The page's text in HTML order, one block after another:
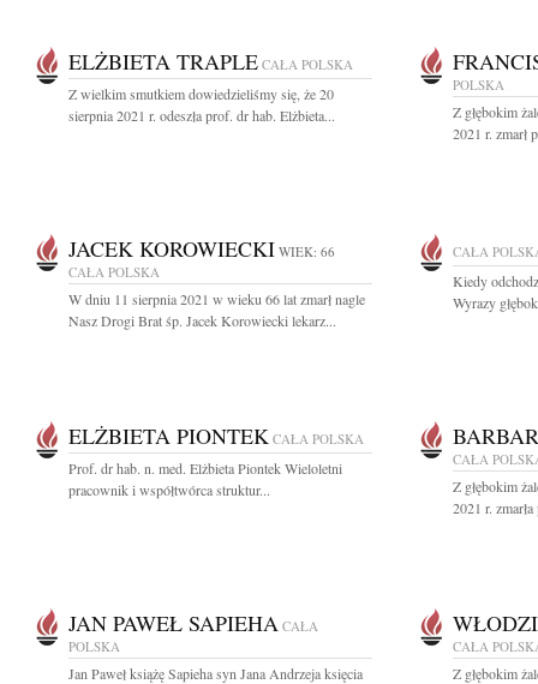
ELŻBIETA TRAPLE CAŁA POLSKA
Z wielkim smutkiem dowiedzieliśmy się, że 20
sierpnia 2021 r. odeszła prof. dr hab. Elżbieta...
POLSKA
Z głębokim
2021 r. zmarł
JACEK KOROWIECKI WIEK: 66
CAŁA POLSKA
W dniu 11 sierpnia 2021 w wieku 66 lat zmarł nagle
Nasz Drogi Brat śp. Jacek Korowiecki lekarz...
CAŁA
Kiedy
Wyrazy
ELŻBIETA PIONTEK CAŁA POLSKA
Prof. dr hab. n. med. Elżbieta Piontek Wieloletni
pracownik i współtwórca struktur...
CAŁA
Z głębokim
2021 r.
JAN PAWEŁ SAPIEHA CAŁA
POLSKA
Jan Paweł książę Sapieha syn Jana Andrzeja księcia
CAŁA
Z głębokim